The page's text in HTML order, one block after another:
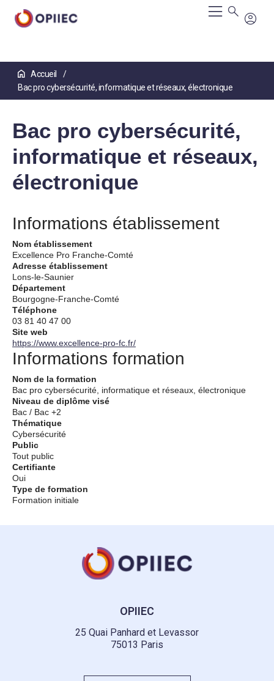
contenu
principal
Accueil
Bac pro cybersécurité, informatique et réseaux, électronique
Bac pro cybersécurité,
informatique et réseaux,
électronique
Informations établissement
Nom établissement
Excellence Pro Franche-Comté
Adresse établissement
Lons-le-Saunier
Département
Bourgogne-Franche-Comté
Téléphone
03 81 40 47 00
Site web
https://www.excellence-pro-fc.fr/
Informations formation
Nom de la formation
Bac pro cybersécurité, informatique et réseaux, électronique
Niveau de diplôme visé
Bac / Bac +2
Thématique
Cybersécurité
Public
Tout public
Certifiante
Oui
Type de formation
Formation initiale
OPIIEC
25 Quai Panhard et Levassor
75013 Paris